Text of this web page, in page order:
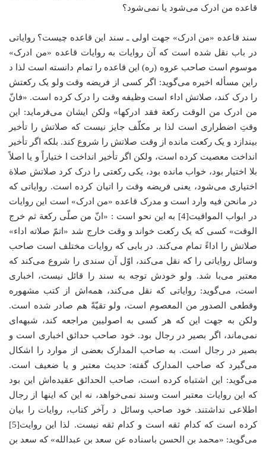
قاعده من ادرک می‌شود یا نمی‌شود؟
سند قاعده «من ادرک» جهت اولی ـ سند این قاعده چیست؟ روایاتی
در باب نقل شده است که آن روایات به روایات قاعده «من ادرک»
موسوم است صاحب عروه (ره) این قاعده را تمام دانسته است لذا د
راین مسأله اخیره می‌گوید: اگر کسی از فریضه وقت ولو یک رکعتش
را درک کند، صلاتش اداء است وظیفه وقت را درک کرده است. «فانّ
من ادرک من الوقت رکعة فقد ادرکها» ولکن ایشان می‌فرماید: این
وقتِ اضطراری است لذا بر مکلّف جایز نیست که صلاتش را تأخیر
بیندازد و یک رکعت مانده از وقت صلاتش را شروع کند. بلکه اگر تأخیر
انداخت معصیت کرده است، ولکن اگر تأخیر انداخت ا ختیاراً و یا اصلاً
بلا اختیار بود، خواب مانده بود، یکی رکعتی را درک کرد صلاتش صلاة
اختیاری می‌شود، یعنی فریضه وقت را اتیان کرده است. روایاتی که
در مانحن فیه وارد است و مدرک قاعده «من ادرک» است این روایات
در ابواب المواقیت[4] به این نحو است : «انّ من صلّی رکعة ثم خرج
الوقت» کسی که یک رکعت خواند و وقت خارج شد «اتمّ صلاته اداء»
صلاتش را اداءً تمام می‌کند. در بابی که روایات مختلف است صاحب
وسائل روایاتی را که نقل می‌کند، اوّل آن سندی را شروع می‌کند که
معتبر می‌با شد. ولو خودش توجه به سند را قائل نیست، اخباری
است، می‌گوید: روایاتی که نقل می‌کند، همه‌اش از کتب مشهوره
وقطعی الصدور من المعصوم است، ولو تقیّةً هم صادر شده است.
ولکن به جهت این که هر کسی به اصولیین مراجعه کند، شبهه‌ای
نمی‌ماند، اگر بصیر در رجال بود. خود صاحب حدائق اخباری است و
بصیر در رجال است. به صاحب المدارک بعضی از موارد را اشکال
می‌گیرد که صاحب المدارک گفته: حدیث معتبر و یا ضعیف است.
می‌گوید: این اشتباه کرده است، صاحب الحدائق عقیده‌اش این بود
که این روایات معتبر است وسند نمی‌خواهد، نه این که اینها از رجال
اطلاعی نداشتند. خود صاحب وسائل د رآخر کتاب، روایات را بیان
کرده است که کدام ثقه است و کدام ثقه نیست. لذا این روایت[5]
می‌گوید: «محمد بن الحسن باسناده عن سعد بن عبدالله» که سعد بن